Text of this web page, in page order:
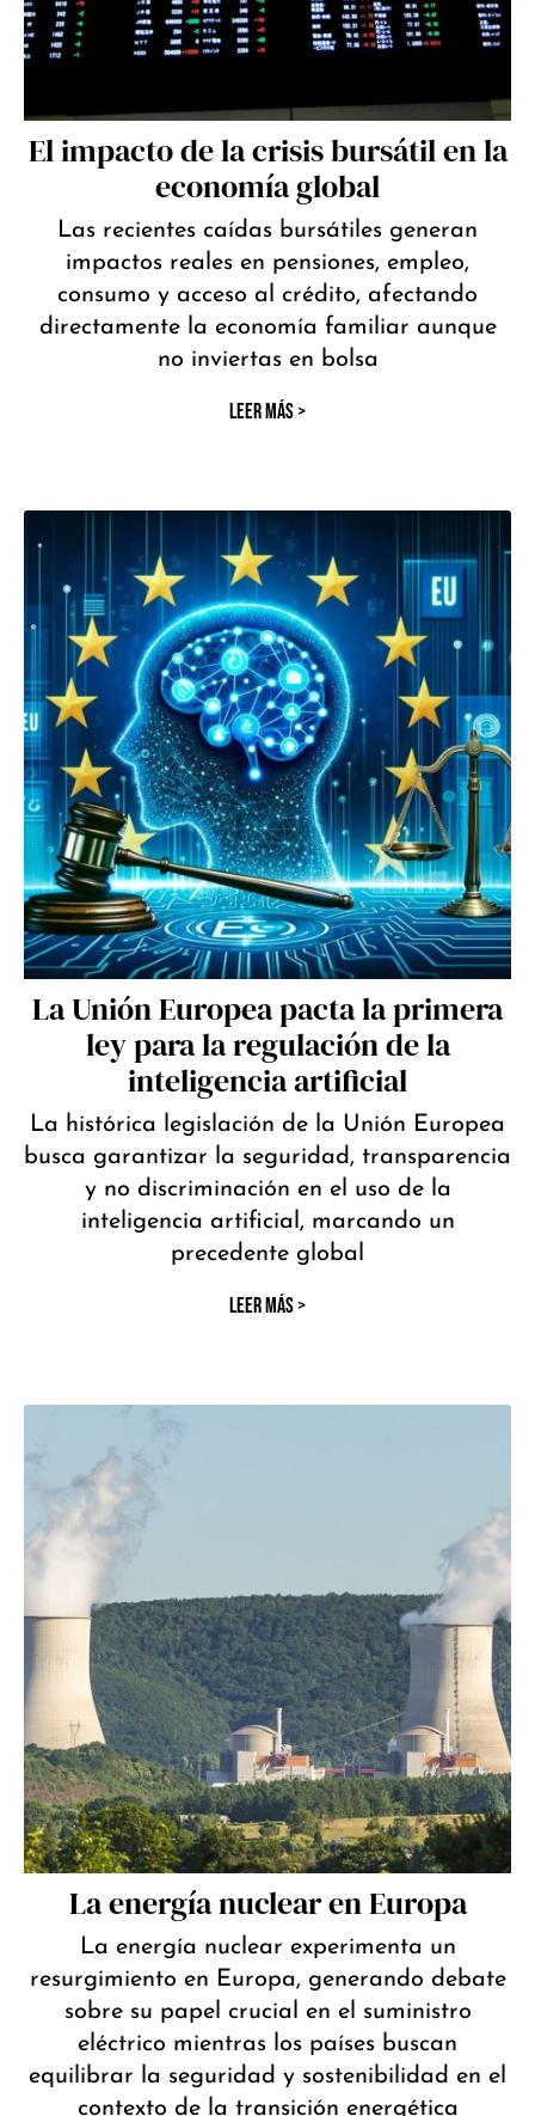
El impacto de la crisis bursátil en la
economía global
Las recientes caídas bursátiles generan
impactos reales en pensiones, empleo,
consumo y acceso al crédito, afectando
directamente la economía familiar aunque
no inviertas en bolsa
LEER MÁS >
La Unión Europea pacta la primera
ley para la regulación de la
inteligencia artificial
La histórica legislación de la Unión Europea
busca garantizar la seguridad, transparencia
y no discriminación en el uso de la
inteligencia artificial, marcando un
precedente global
LEER MÁS >
La energía nuclear en Europa
La energía nuclear experimenta un
resurgimiento en Europa, generando debate
sobre su papel crucial en el suministro
eléctrico mientras los países buscan
equilibrar la seguridad y sostenibilidad en el
contexto de la transición energética